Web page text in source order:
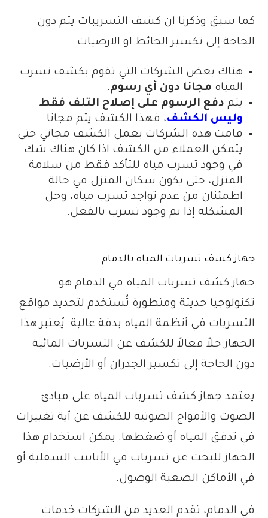
كما سبق وذكرنا ان كشف التسريبات يتم دون
الحاجة إلى تكسير الحائط او الارضيات
هناك بعض الشركات التي تقوم بكشف تسرب
المياه مجانا دون أي رسوم.
يتم دفع الرسوم على إصلاح التلف فقط
وليس الكشف، فهذا الكشف يتم مجانا.
قامت هذه الشركات بعمل الكشف مجاني حتى
يتمكن العملاء من الكشف اذا كان هناك شك
في وجود تسرب مياه للتأكد فقط من سلامة
المنزل، حتى يكون سكان المنزل في حالة
اطمئنان من عدم تواجد تسرب مياه، وحل
المشكلة إذا تم وجود تسرب بالفعل.
جهاز كشف تسربات المياه بالدمام
جهاز كشف تسربات المياه في الدمام هو
تكنولوجيا حديثة ومتطورة تُستخدم لتحديد مواقع
التسربات في أنظمة المياه بدقة عالية. يُعتبر هذا
الجهاز حلاً فعالاً للكشف عن التسربات المائية
دون الحاجة إلى تكسير الجدران أو الأرضيات.
يعتمد جهاز كشف تسربات المياه على مبادئ
الصوت والأمواج الصوتية للكشف عن أية تغييرات
في تدفق المياه أو ضغطها. يمكن استخدام هذا
الجهاز للبحث عن تسربات في الأنابيب السفلية أو
في الأماكن الصعبة الوصول.
في الدمام، تقدم العديد من الشركات خدمات